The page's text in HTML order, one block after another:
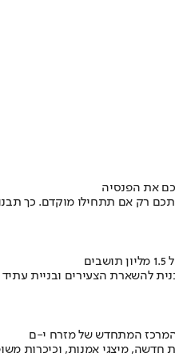
את הפנסיה
רק אם תתחילו מוקדם. כך
להשארת הצעירים ובניית
המרכז המתחדש של מזרח י-ם